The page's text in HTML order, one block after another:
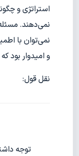
استراتژی و
نمی‌دهند.
نمی‌توان با
و امیدوار بود
نقل قول:
توجه